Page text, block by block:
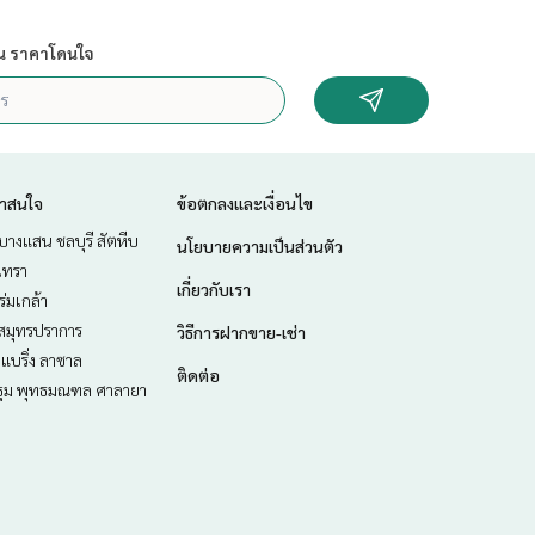
ราคาโดนใจ
สนใจ
างแสน ชลบุรี สัตหีบ
รา
เกล้า
มุทรปราการ
บริ่ง ลาซาล
พุทธมณฑล ศาลายา
ข้อตกลงและเงื่อนไข
นโยบายความเป็นส่วนตัว
เกี่ยวกับเรา
วิธีการฝากขาย-เช่า
ติดต่อ